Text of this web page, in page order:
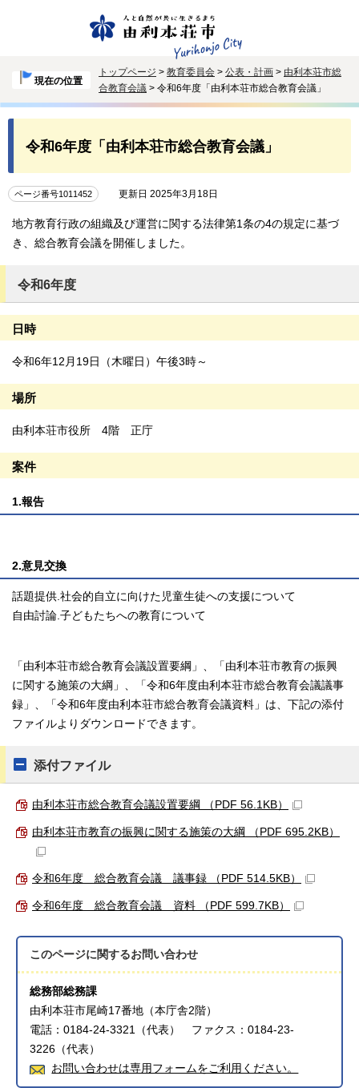
現在の位置
トップページ > 教育委員会 > 公表・計画 > 由利本荘市総
合教育会議 > 令和6年度「由利本荘市総合教育会議」
令和6年度「由利本荘市総合教育会議」
ページ番号1011452 更新日 2025年3月18日
地方教育行政の組織及び運営に関する法律第1条の4の規定に基づ
き、総合教育会議を開催しました。
令和6年度
日時
令和6年12月19日（木曜日）午後3時～
場所
由利本荘市役所 4階 正庁
案件
1.報告
2.意見交換
話題提供.社会的自立に向けた児童生徒への支援について
自由討論.子どもたちへの教育について
「由利本荘市総合教育会議設置要綱」、「由利本荘市教育の振興
に関する施策の大綱」、「令和6年度由利本荘市総合教育会議議事
録」、「令和6年度由利本荘市総合教育会議資料」は、下記の添付
ファイルよりダウンロードできます。
添付ファイル
由利本荘市総合教育会議設置要綱 （PDF 56.1KB）
由利本荘市教育の振興に関する施策の大綱 （PDF 695.2KB）
令和6年度 総合教育会議 議事録 （PDF 514.5KB）
令和6年度 総合教育会議 資料 （PDF 599.7KB）
このページに関するお問い合わせ
総務部総務課
由利本荘市尾崎17番地（本庁舎2階）
電話：0184-24-3321（代表） ファクス：0184-23-
3226（代表）
お問い合わせは専用フォームをご利用ください。